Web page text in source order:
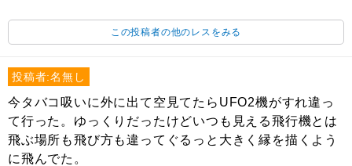
この投稿者の他のレスをみる
投稿者:名無し
今タバコ吸いに外に出て空見てたらUFO2機がすれ違っ
て行った。ゆっくりだったけどいつも見える飛行機とは
飛ぶ場所も飛び方も違ってぐるっと大きく縁を描くよう
に飛んでた。